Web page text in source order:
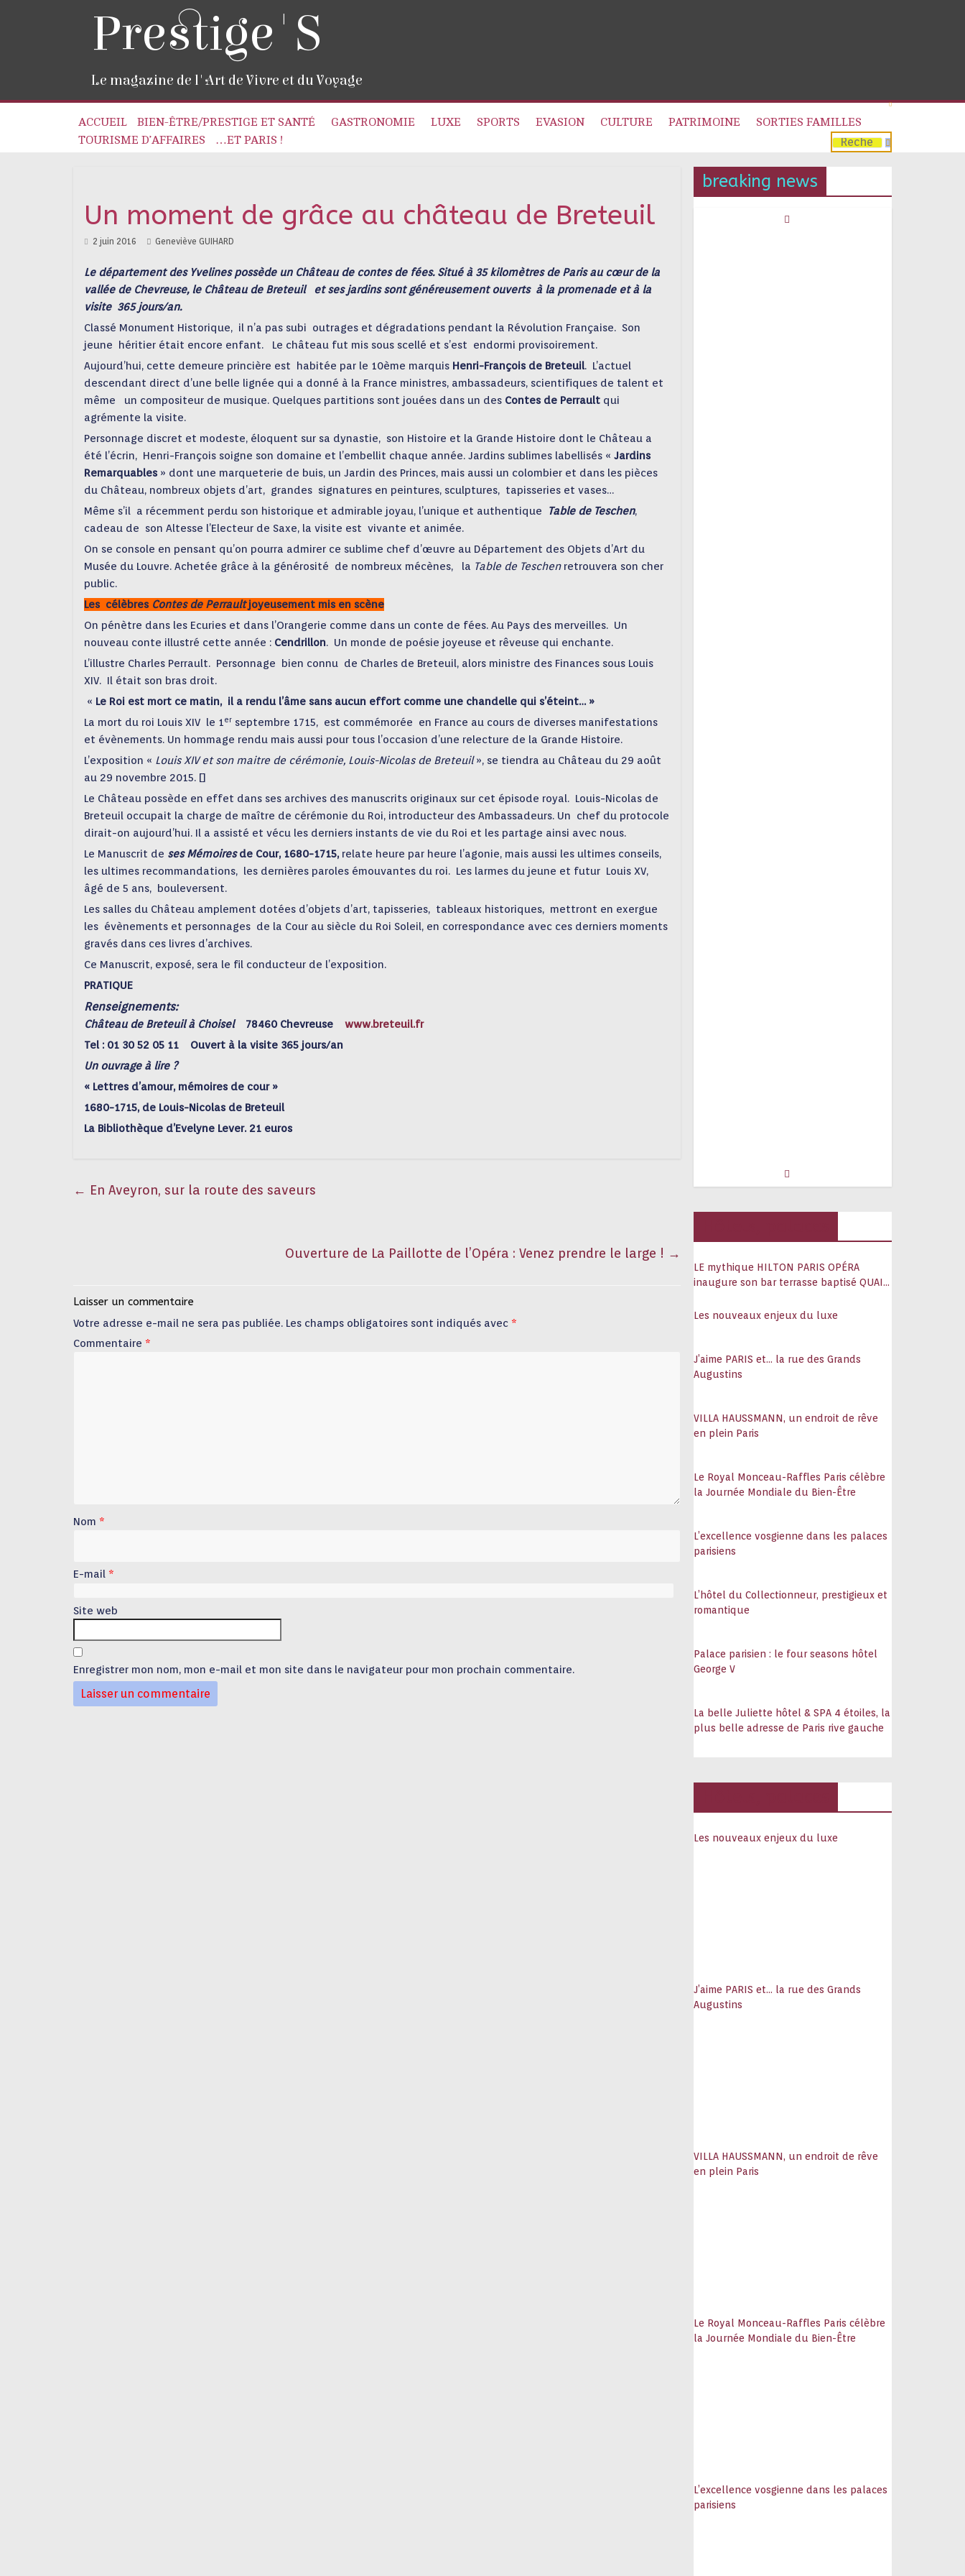
Prestige'S
Le magazine de l'Art de Vivre et du Voyage
ACCUEIL BIEN-ÊTRE/PRESTIGE ET SANTÉ GASTRONOMIE LUXE SPORTS EVASION CULTURE PATRIMOINE
SORTIES FAMILLES
TOURISME D’AFFAIRES
…ET PARIS !
Un moment de grâce au château de Breteuil
2 juin 2016 Geneviève GUIHARD
Le département des Yvelines possède un Château de contes de fées. Situé à 35 kilomètres de Paris au cœur de la
vallée de Chevreuse, le Château de Breteuil et ses jardins sont généreusement ouverts à la promenade et à la
visite 365 jours/an.
Classé Monument Historique, il n’a pas subi outrages et dégradations pendant la Révolution Française. Son
jeune héritier était encore enfant. Le château fut mis sous scellé et s’est endormi provisoirement.
Aujourd’hui, cette demeure princière est habitée par le 10ème marquis Henri-François de Breteuil. L’actuel
descendant direct d’une belle lignée qui a donné à la France ministres, ambassadeurs, scientifiques de talent et
même un compositeur de musique. Quelques partitions sont jouées dans un des Contes de Perrault qui
agrémente la visite.
Personnage discret et modeste, éloquent sur sa dynastie, son Histoire et la Grande Histoire dont le Château a
été l’écrin, Henri-François soigne son domaine et l’embellit chaque année. Jardins sublimes labellisés « Jardins
Remarquables » dont une marqueterie de buis, un Jardin des Princes, mais aussi un colombier et dans les pièces
du Château, nombreux objets d’art, grandes signatures en peintures, sculptures, tapisseries et vases…
Même s’il a récemment perdu son historique et admirable joyau, l’unique et authentique
Table de Teschen,
cadeau de son Altesse l’Electeur de Saxe, la visite est vivante et animée.
On se console en pensant qu’on pourra admirer ce sublime chef d’œuvre au Département des Objets d’Art du
Musée du Louvre. Achetée grâce à la générosité de nombreux mécènes, la Table de Teschenretrouvera son cher
public.
Les célèbres Contes de Perraultjoyeusement mis en scène
On pénètre dans les Ecuries et dans l’Orangerie comme dans un conte de fées. Au Pays des merveilles. Un
nouveau conte illustré cette année : Cendrillon. Un monde de poésie joyeuse et rêveuse qui enchante.
L’illustre Charles Perrault. Personnage bien connu de Charles de Breteuil, alors ministre des Finances sous Louis
XIV. Il était son bras droit.
« Le Roi est mort ce matin, il a rendu l’âme sans aucun effort comme une chandelle qui s’éteint… »
La mort du roi Louis XIV le 1er septembre 1715, est commémorée en France au cours de diverses manifestations
et évènements. Un hommage rendu mais aussi pour tous l’occasion d’une relecture de la Grande Histoire.
L’exposition « Louis XIV et son maitre de cérémonie, Louis-Nicolas de Breteuil», se tiendra au Château du 29 août
au 29 novembre 2015. []
Le Château possède en effet dans ses archives des manuscrits originaux sur cet épisode royal. Louis-Nicolas de
Breteuil occupait la charge de maître de cérémonie du Roi, introducteur des Ambassadeurs. Un chef du protocole
dirait-on aujourd’hui. Il a assisté et vécu les derniers instants de vie du Roi et les partage ainsi avec nous.
Le Manuscrit de ses Mémoires de Cour, 1680-1715, relate heure par heure l’agonie, mais aussi les ultimes conseils,
les ultimes recommandations, les dernières paroles émouvantes du roi. Les larmes du jeune et futur Louis XV,
âgé de 5 ans, bouleversent.
Les salles du Château amplement dotées d’objets d’art, tapisseries, tableaux historiques, mettront en exergue
les évènements et personnages de la Cour au siècle du Roi Soleil, en correspondance avec ces derniers moments
gravés dans ces livres d’archives.
Ce Manuscrit, exposé, sera le fil conducteur de l’exposition.
PRATIQUE
Renseignements:
Château de Breteuil à Choisel78460 Chevreuse www.breteuil.fr
Tel : 01 30 52 05 11 Ouvert à la visite 365 jours/an
Un ouvrage à lire ?
« Lettres d’amour, mémoires de cour »
1680-1715, de Louis-Nicolas de Breteuil
La Bibliothèque d’Evelyne Lever. 21 euros
← En Aveyron, sur la route des saveurs
Ouverture de La Paillotte de l’Opéra : Venez prendre le large ! →
Laisser un commentaire
Votre adresse e-mail ne sera pas publiée. Les champs obligatoires sont indiqués avec *
Commentaire *
Nom *
E-mail *
Site web
Enregistrer mon nom, mon e-mail et mon site dans le navigateur pour mon prochain commentaire.
breaking news
LE mythique HILTON PARIS OPÉRA
inaugure son bar terrasse baptisé QUAI
Les nouveaux enjeux du luxe
J’aime PARIS et… la rue des Grands
Augustins
VILLA HAUSSMANN, un endroit de rêve
en plein Paris
Le Royal Monceau-Raffles Paris célèbre
la Journée Mondiale du Bien-Être
L’excellence vosgienne dans les palaces
parisiens
L’hôtel du Collectionneur, prestigieux et
romantique
Palace parisien : le four seasons hôtel
George V
La belle Juliette hôtel & SPA 4 étoiles, la
plus belle adresse de Paris rive gauche
Les nouveaux enjeux du luxe
J’aime PARIS et… la rue des Grands
Augustins
VILLA HAUSSMANN, un endroit de rêve
en plein Paris
Le Royal Monceau-Raffles Paris célèbre
la Journée Mondiale du Bien-Être
L’excellence vosgienne dans les palaces
parisiens